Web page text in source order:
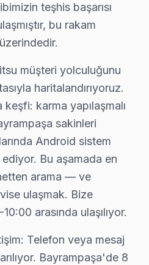
Yakası'nın 2009'dan beri
ve Tramvay
soruyor: Dijitsu
ve Müşteri Memnuniyeti
sonuna kadar şeffaf fiyat
arıza tespiti
bileşenlerin değişeceğini,
6 ay-2 yıl garanti ile aynı
gün servis tamamlanır.
Yerel İçerik ve Deneyim
verisi, komşu ilçelerle
ise durum farklı:
teşhis başarısı
bu rakam
müşteri yolculuğunu
haritalandırıyoruz.
karma yapılaşmalı
sakinleri
Android sistem
Bu aşamada en
arama — ve
ulaşmak. Bize
arasında ulaşılıyor.
Telefon veya mesaj
Bayrampaşa'de 8